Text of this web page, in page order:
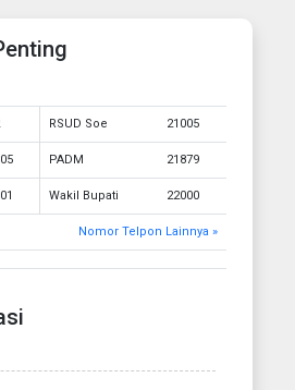
RSUD Soe 21005
PADM 21879
Wakil Bupati 22000
Nomor Telpon Lainnya »